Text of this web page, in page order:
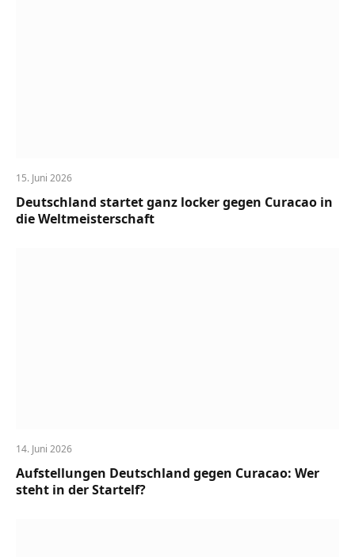
15. Juni 2026
Deutschland startet ganz locker gegen Curacao in
die Weltmeisterschaft
14. Juni 2026
Aufstellungen Deutschland gegen Curacao: Wer
steht in der Startelf?